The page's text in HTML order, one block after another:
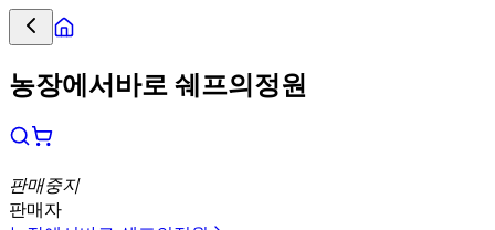
농장에서바로 쉐프의정원
판매중지
판매자